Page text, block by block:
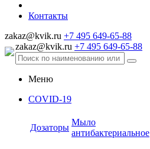
Контакты
zakaz@kvik.ru +7 495 649-65-88
zakaz@kvik.ru +7 495 649-65-88
Меню
COVID-19
Дозаторы
Мыло
антибактериальное